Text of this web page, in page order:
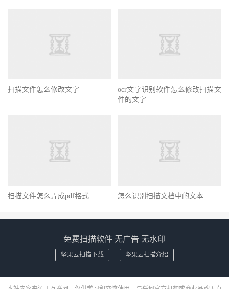
扫描文件怎么修改文字
ocr文字识别软件怎么修改扫描文
件的文字
扫描文件怎么弄成pdf格式 怎么识别扫描文档中的文本
免费扫描软件 无广告 无水印
坚果云扫描下载 坚果云扫描介绍